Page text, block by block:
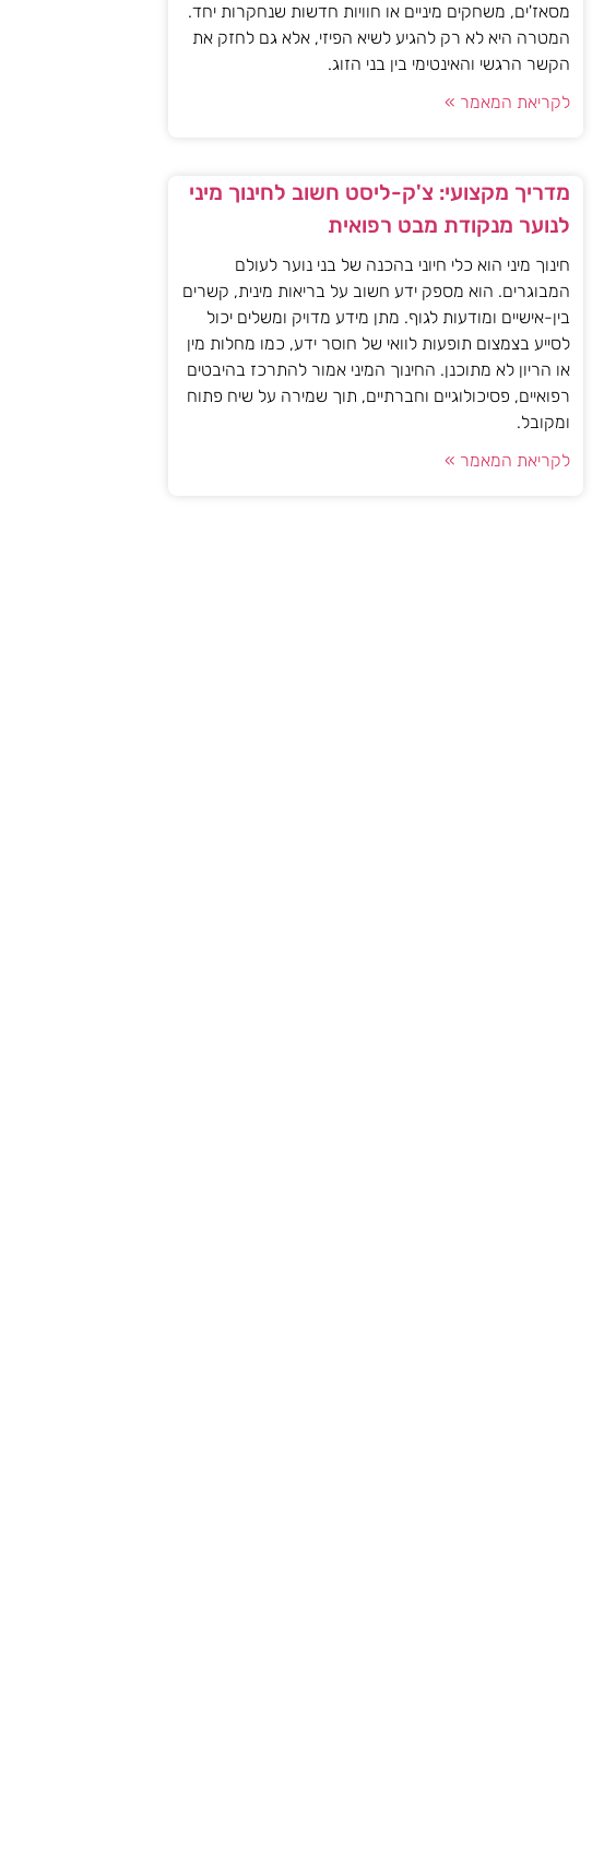
מסאז'ים, משחקים מיניים או חוויות חדשות שנחקרות יחד.
המטרה היא לא רק להגיע לשיא הפיזי, אלא גם לחזק את
הקשר הרגשי והאינטימי בין בני הזוג.
לקריאת המאמר »
מדריך מקצועי: צ'ק-ליסט חשוב לחינוך מיני
לנוער מנקודת מבט רפואית
חינוך מיני הוא כלי חיוני בהכנה של בני נוער לעולם
המבוגרים. הוא מספק ידע חשוב על בריאות מינית, קשרים
בין-אישיים ומודעות לגוף. מתן מידע מדויק ומשלים יכול
לסייע בצמצום תופעות לוואי של חוסר ידע, כמו מחלות מין
או הריון לא מתוכנן. החינוך המיני אמור להתרכז בהיבטים
רפואיים, פסיכולוגיים וחברתיים, תוך שמירה על שיח פתוח
ומקובל.
לקריאת המאמר »